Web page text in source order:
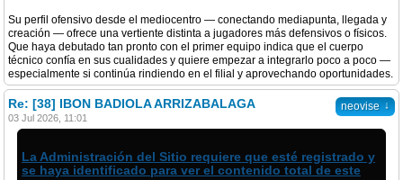
Su perfil ofensivo desde el mediocentro — conectando mediapunta, llegada y
creación — ofrece una vertiente distinta a jugadores más defensivos o físicos.
Que haya debutado tan pronto con el primer equipo indica que el cuerpo
técnico confía en sus cualidades y quiere empezar a integrarlo poco a poco —
especialmente si continúa rindiendo en el filial y aprovechando oportunidades.
neovise ↓
Re: [38] IBON BADIOLA ARRIZABALAGA
03 Jul 2026, 11:01
La Administración del Sitio requiere que esté registrado y
se haya identificado para ver el contenido total de este